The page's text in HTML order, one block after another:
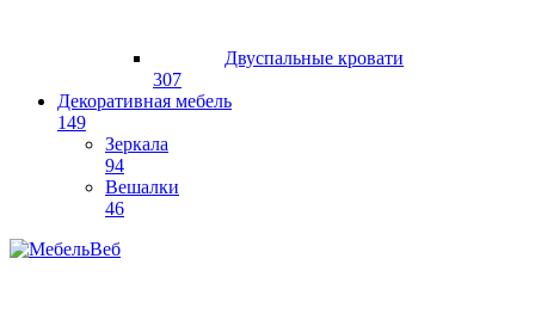
Двуспальные кровати
307
Декоративная мебель
149
Зеркала
94
Вешалки
46